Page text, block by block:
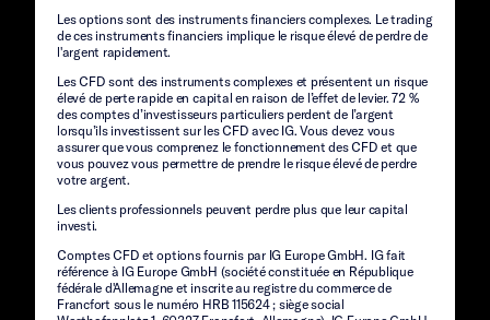
Les options sont des instruments financiers complexes. Le trading
de ces instruments financiers implique le risque élevé de perdre de
l'argent rapidement.
Les CFD sont des instruments complexes et présentent un risque
élevé de perte rapide en capital en raison de l’effet de levier. 72 %
des comptes d’investisseurs particuliers perdent de l’argent
lorsqu’ils investissent sur les CFD avec IG. Vous devez vous
assurer que vous comprenez le fonctionnement des CFD et que
vous pouvez vous permettre de prendre le risque élevé de perdre
votre argent.
Les clients professionnels peuvent perdre plus que leur capital
investi.
Comptes CFD et options fournis par IG Europe GmbH. IG fait
référence à IG Europe GmbH (société constituée en République
fédérale d'Allemagne et inscrite au registre du commerce de
Francfort sous le numéro HRB 115624 ; siège social